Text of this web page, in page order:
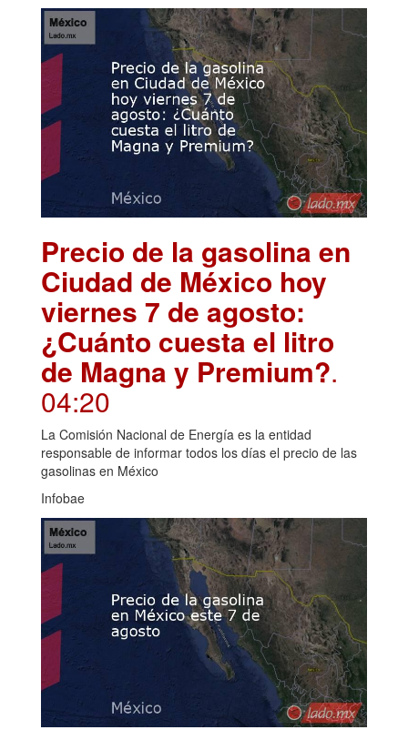
Precio de la gasolina en
Ciudad de México hoy
viernes 7 de agosto:
¿Cuánto cuesta el litro
de Magna y Premium?.
04:20
La Comisión Nacional de Energía es la entidad
responsable de informar todos los días el precio de las
gasolinas en México
Infobae